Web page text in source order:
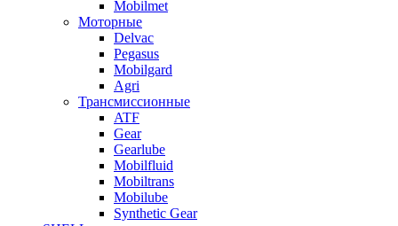
Mobilmet
Моторные
Delvac
Pegasus
Mobilgard
Agri
Трансмиссионные
ATF
Gear
Gearlube
Mobilfluid
Mobiltrans
Mobilube
Synthetic Gear